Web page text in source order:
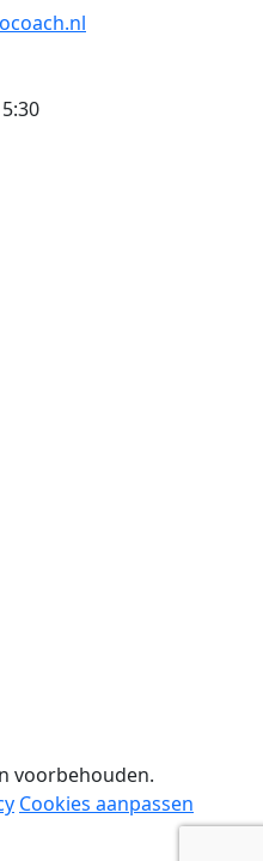
voorbehouden.
Cookies aanpassen